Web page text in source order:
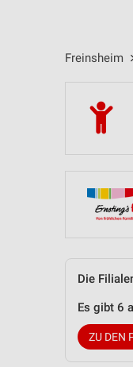
Freinsheim
Die
Es gibt 6
ZU DEN